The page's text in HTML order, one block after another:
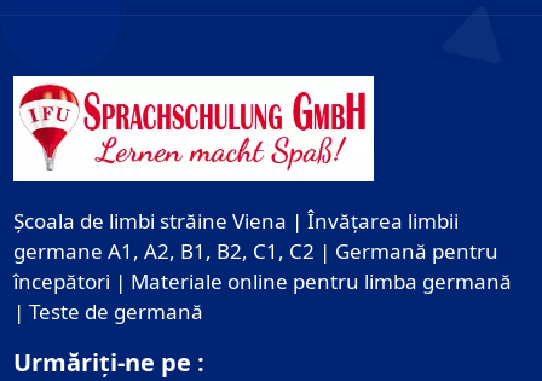
Școala de limbi străine Viena | Învățarea limbii
germane A1, A2, B1, B2, C1, C2 | Germană pentru
începători | Materiale online pentru limba germană
| Teste de germană
Urmăriți-ne pe :